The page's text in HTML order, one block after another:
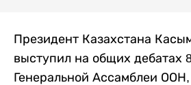
Президент Казахстана
выступил на общих дебатах
Генеральной Ассамблеи